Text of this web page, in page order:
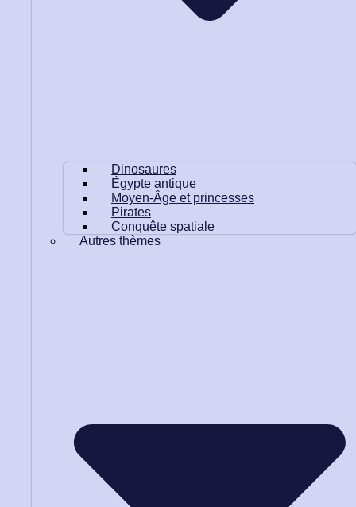
Dinosaures
Égypte antique
Moyen-Âge et princesses
Pirates
Conquête spatiale
Autres thèmes